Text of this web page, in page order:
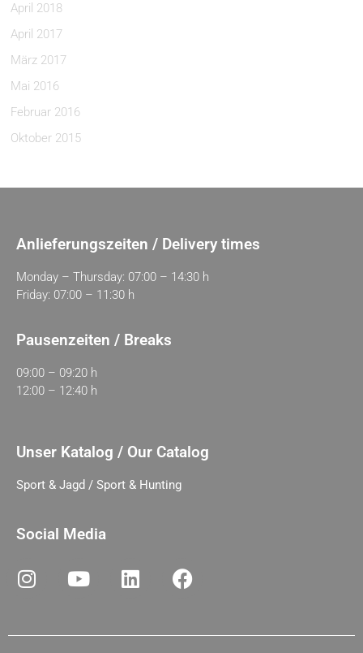
April 2018
April 2017
März 2017
Mai 2016
Februar 2016
Oktober 2015
Anlieferungszeiten / Delivery times
Monday – Thursday: 07:00 – 14:30 h
Friday: 07:00 – 11:30 h
Pausenzeiten / Breaks
09:00 – 09:20 h
12:00 – 12:40 h
Unser Katalog / Our Catalog
Sport & Jagd / Sport & Hunting
Social Media